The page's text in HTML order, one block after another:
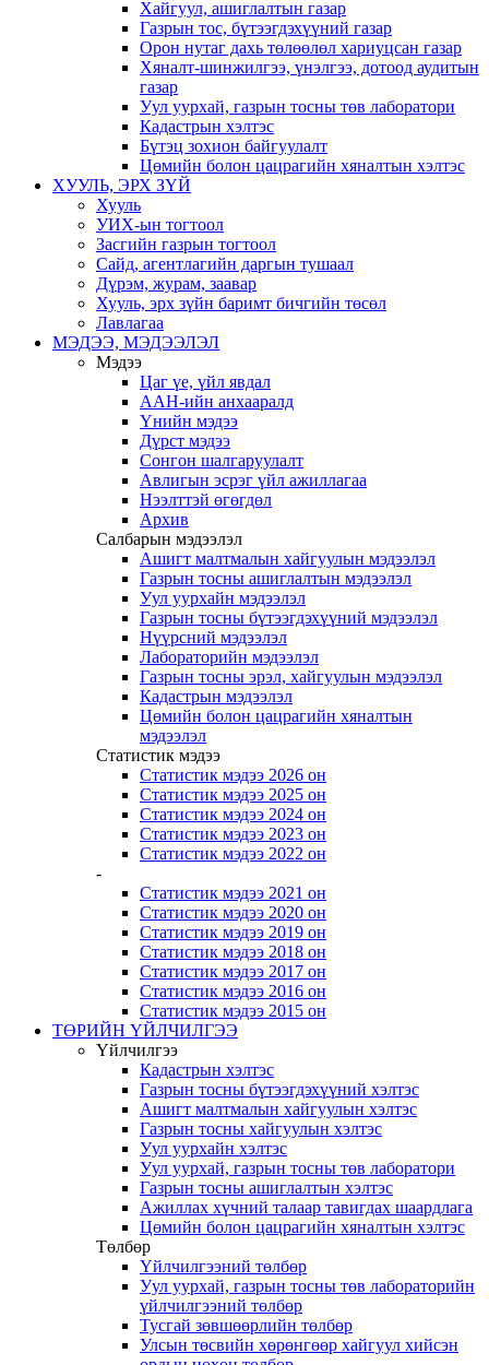
Хайгуул, ашиглалтын газар
Газрын тос, бүтээгдэхүүний газар
Орон нутаг дахь төлөөлөл хариуцсан газар
Хяналт-шинжилгээ, үнэлгээ, дотоод аудитын
газар
Уул уурхай, газрын тосны төв лаборатори
Кадастрын хэлтэс
Бүтэц зохион байгуулалт
Цөмийн болон цацрагийн хяналтын хэлтэс
ХУУЛЬ, ЭРХ ЗҮЙ
Хууль
УИХ-ын тогтоол
Засгийн газрын тогтоол
Сайд, агентлагийн даргын тушаал
Дүрэм, журам, заавар
Хууль, эрх зүйн баримт бичгийн төсөл
Лавлагаа
МЭДЭЭ, МЭДЭЭЛЭЛ
Мэдээ
Цаг үе, үйл явдал
ААН-ийн анхааралд
Үнийн мэдээ
Дүрст мэдээ
Сонгон шалгаруулалт
Авлигын эсрэг үйл ажиллагаа
Нээлттэй өгөгдөл
Архив
Салбарын мэдээлэл
Ашигт малтмалын хайгуулын мэдээлэл
Газрын тосны ашиглалтын мэдээлэл
Уул уурхайн мэдээлэл
Газрын тосны бүтээгдэхүүний мэдээлэл
Нүүрсний мэдээлэл
Лабораторийн мэдээлэл
Газрын тосны эрэл, хайгуулын мэдээлэл
Кадастрын мэдээлэл
Цөмийн болон цацрагийн хяналтын
мэдээлэл
Статистик мэдээ
Статистик мэдээ 2026 он
Статистик мэдээ 2025 он
Статистик мэдээ 2024 он
Статистик мэдээ 2023 он
Статистик мэдээ 2022 он
-
Статистик мэдээ 2021 он
Статистик мэдээ 2020 он
Статистик мэдээ 2019 он
Статистик мэдээ 2018 он
Статистик мэдээ 2017 он
Статистик мэдээ 2016 он
Статистик мэдээ 2015 он
ТӨРИЙН ҮЙЛЧИЛГЭЭ
Үйлчилгээ
Кадастрын хэлтэс
Газрын тосны бүтээгдэхүүний хэлтэс
Ашигт малтмалын хайгуулын хэлтэс
Газрын тосны хайгуулын хэлтэс
Уул уурхайн хэлтэс
Уул уурхай, газрын тосны төв лаборатори
Газрын тосны ашиглалтын хэлтэс
Ажиллах хүчний талаар тавигдах шаардлага
Цөмийн болон цацрагийн хяналтын хэлтэс
Төлбөр
Үйлчилгээний төлбөр
Уул уурхай, газрын тосны төв лабораторийн
үйлчилгээний төлбөр
Тусгай зөвшөөрлийн төлбөр
Улсын төсвийн хөрөнгөөр хайгуул хийсэн